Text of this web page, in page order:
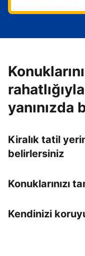
yanınızda
Kiralık tatil
belirlersiniz
Konuklarınızı
Kendinizi